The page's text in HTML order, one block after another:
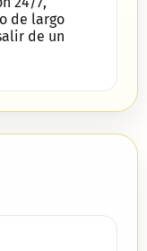
de largo
de un